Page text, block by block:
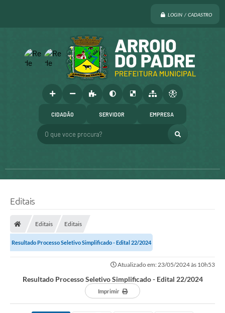
LOGIN / CADASTRO
O que voce procura?
CIDADÃO SERVIDOR EMPRESA
Editais
Editais Editais
Resultado Processo Seletivo Simplificado - Edital 22/2024
Atualizado em: 23/05/2024 às 10h53
Resultado Processo Seletivo Simplificado - Edital 22/2024
Imprimir